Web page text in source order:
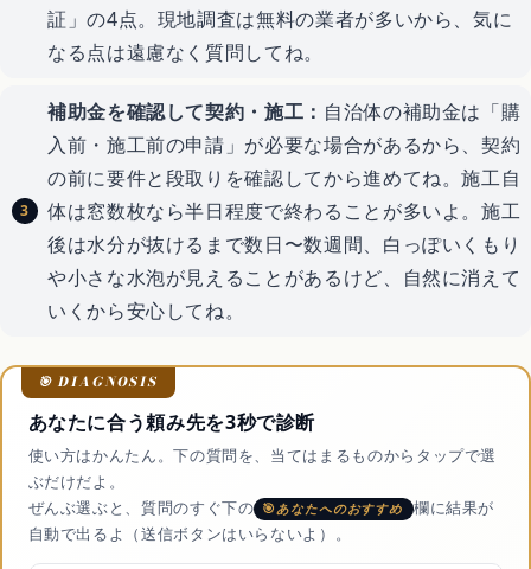
証」の4点。現地調査は無料の業者が多いから、気に
なる点は遠慮なく質問してね。
補助金を確認して契約・施工： 自治体の補助金は「購
入前・施工前の申請」が必要な場合があるから、契約
の前に要件と段取りを確認してから進めてね。施工自
体は窓数枚なら半日程度で終わることが多いよ。施工
後は水分が抜けるまで数日〜数週間、白っぽいくもり
や小さな水泡が見えることがあるけど、自然に消えて
いくから安心してね。
あなたに合う頼み先を3秒で診断
使い方はかんたん。下の質問を、当てはまるものからタップで選
ぶだけだよ。
ぜんぶ選ぶと、質問のすぐ下の
あなたへのおすすめ
欄に結果が
自動で出るよ（送信ボタンはいらないよ）。